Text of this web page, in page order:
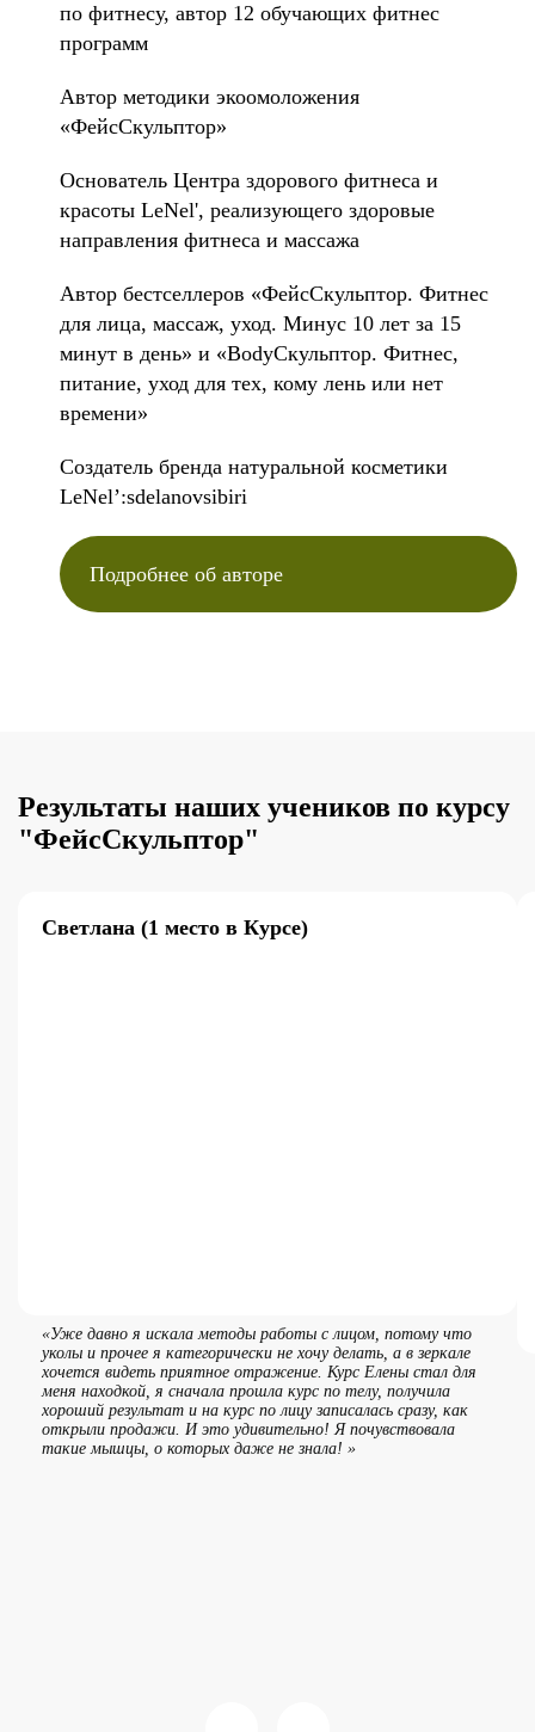
по фитнесу, автор 12 обучающих фитнес
программ
Автор методики экоомоложения
«ФейсСкульптор»
Основатель Центра здорового фитнеса и
красоты LeNel', реализующего здоровые
направления фитнеса и массажа
Автор бестселлеров «ФейсСкульптор. Фитнес
для лица, массаж, уход. Минус 10 лет за 15
минут в день» и «BodyСкульптор. Фитнес,
питание, уход для тех, кому лень или нет
времени»
Создатель бренда натуральной косметики
LeNel’:sdelanovsibiri
Подробнее об авторе
Результаты наших учеников по курсу
"ФейсСкульптор"
Светлана (1 место в Курсе)
«Уже давно я искала методы работы с лицом, потому что
уколы и прочее я категорически не хочу делать, а в зеркале
хочется видеть приятное отражение. Курс Елены стал для
меня находкой, я сначала прошла курс по телу, получила
хороший результат и на курс по лицу записалась сразу, как
открыли продажи. И это удивительно! Я почувствовала
такие мышцы, о которых даже не знала! »